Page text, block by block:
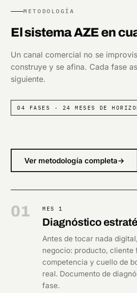
METODOLOGÍA
El sistema AZE en
Un canal comercial no se
construye y se afina. Cada fase
siguiente.
04 FASES · 24 MESES DE
Ver metodología completa→
01 MES 1
Diagnóstico
Antes de tocar nada
negocio: producto, cliente
competencia y cuello de
real. Documento de
fase.